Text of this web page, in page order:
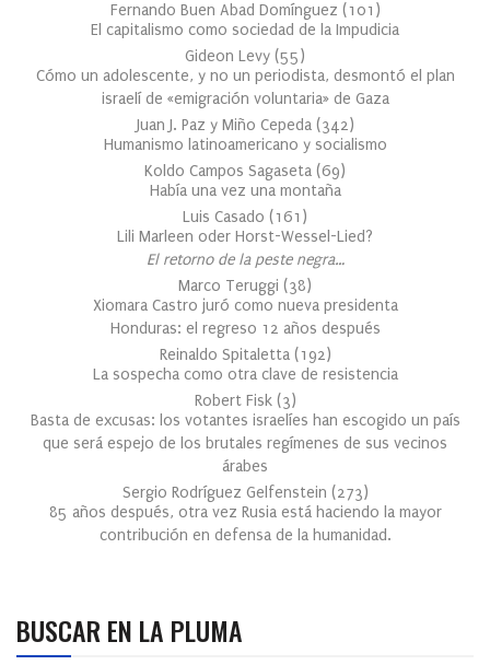
Fernando Buen Abad Domínguez (101 )
El capitalismo como sociedad de la Impudicia
Gideon Levy (55)
Cómo un adolescente, y no un periodista, desmontó el plan
israelí de «emigración voluntaria» de Gaza
Juan J. Paz y Miño Cepeda (342)
Humanismo latinoamericano y socialismo
Koldo Campos Sagaseta (69)
Había una vez una montaña
Luis Casado (161 )
Lili Marleen oder Horst-Wessel-Lied?
El retorno de la peste negra…
Marco Teruggi (38)
Xiomara Castro juró como nueva presidenta
Honduras: el regreso 12 años después
Reinaldo Spitaletta (192)
La sospecha como otra clave de resistencia
Robert Fisk (3)
Basta de excusas: los votantes israelíes han escogido un país
que será espejo de los brutales regímenes de sus vecinos
árabes
Sergio Rodríguez Gelfenstein (273)
85 años después, otra vez Rusia está haciendo la mayor
contribución en defensa de la humanidad.
BUSCAR EN LA PLUMA